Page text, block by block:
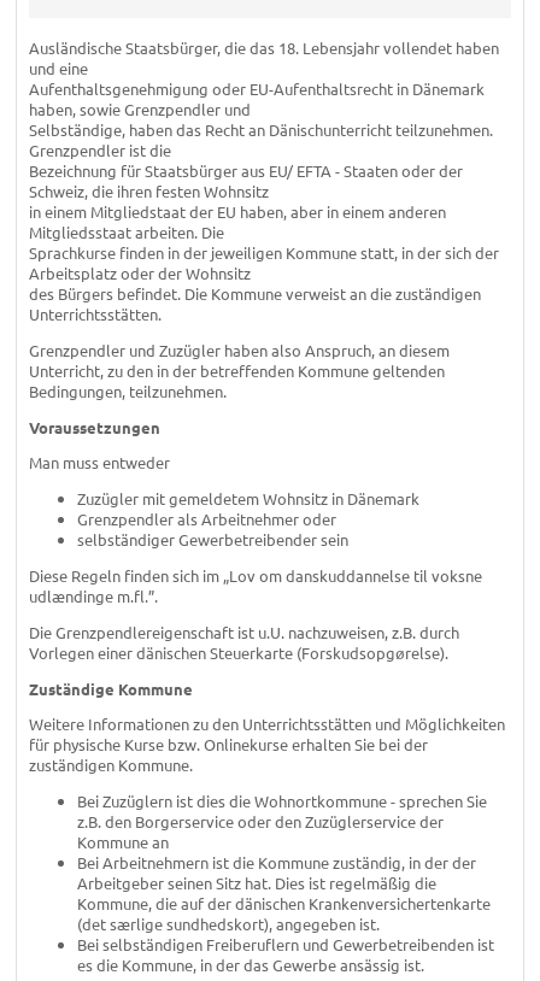
Ausländische Staatsbürger, die das 18. Lebensjahr vollendet haben
und eine
Aufenthaltsgenehmigung oder EU-Aufenthaltsrecht in Dänemark
haben, sowie Grenzpendler und
Selbständige, haben das Recht an Dänischunterricht teilzunehmen.
Grenzpendler ist die
Bezeichnung für Staatsbürger aus EU/ EFTA - Staaten oder der
Schweiz, die ihren festen Wohnsitz
in einem Mitgliedstaat der EU haben, aber in einem anderen
Mitgliedsstaat arbeiten. Die
Sprachkurse finden in der jeweiligen Kommune statt, in der sich der
Arbeitsplatz oder der Wohnsitz
des Bürgers befindet. Die Kommune verweist an die zuständigen
Unterrichtsstätten.
Grenzpendler und Zuzügler haben also Anspruch, an diesem
Unterricht, zu den in der betreffenden Kommune geltenden
Bedingungen, teilzunehmen.
Voraussetzungen
Man muss entweder
Zuzügler mit gemeldetem Wohnsitz in Dänemark
Grenzpendler als Arbeitnehmer oder
selbständiger Gewerbetreibender sein
Diese Regeln finden sich im „Lov om danskuddannelse til voksne
udlændinge m.fl.”.
Die Grenzpendlereigenschaft ist u.U. nachzuweisen, z.B. durch
Vorlegen einer dänischen Steuerkarte (Forskudsopgørelse).
Zuständige Kommune
Weitere Informationen zu den Unterrichtsstätten und Möglichkeiten
für physische Kurse bzw. Onlinekurse erhalten Sie bei der
zuständigen Kommune.
Bei Zuzüglern ist dies die Wohnortkommune - sprechen Sie
z.B. den Borgerservice oder den Zuzüglerservice der
Kommune an
Bei Arbeitnehmern ist die Kommune zuständig, in der der
Arbeitgeber seinen Sitz hat. Dies ist regelmäßig die
Kommune, die auf der dänischen Krankenversichertenkarte
(det særlige sundhedskort), angegeben ist.
Bei selbständigen Freiberuflern und Gewerbetreibenden ist
es die Kommune, in der das Gewerbe ansässig ist.